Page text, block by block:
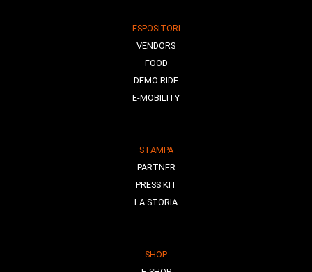
ESPOSITORI
VENDORS
FOOD
DEMO RIDE
E-MOBILITY
STAMPA
PARTNER
PRESS KIT
LA STORIA
SHOP